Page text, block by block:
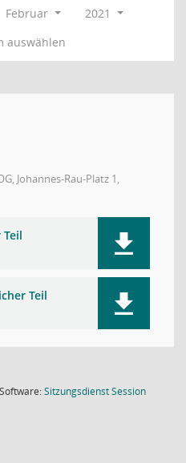
Februar
2021
auswählen
Johannes-Rau-Platz 1,
Teil
Software:SitzungsdienstSession(Wird in